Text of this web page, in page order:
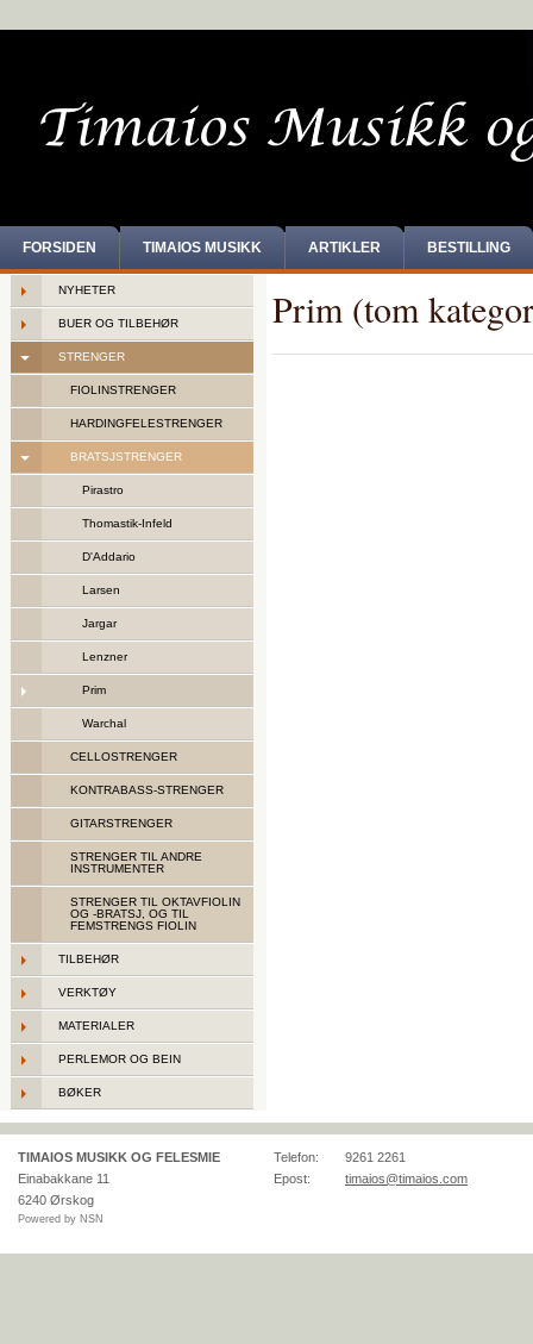
FORSIDEN TIMAIOS MUSIKK ARTIKLER BESTILLING
NYHETER
BUER OG TILBEHØR
STRENGER
FIOLINSTRENGER
HARDINGFELESTRENGER
BRATSJSTRENGER
Pirastro
Thomastik-Infeld
D'Addario
Larsen
Jargar
Lenzner
Prim
Warchal
CELLOSTRENGER
KONTRABASS-STRENGER
GITARSTRENGER
STRENGER TIL ANDRE
INSTRUMENTER
STRENGER TIL OKTAVFIOLIN
OG -BRATSJ, OG TIL
FEMSTRENGS FIOLIN
TILBEHØR
VERKTØY
MATERIALER
PERLEMOR OG BEIN
BØKER
Prim (tom
TIMAIOS MUSIKK OG FELESMIE
Einabakkane 11
6240 Ørskog
Telefon:
9261 2261
Epost:
timaios@timaios.com
Powered by NSN